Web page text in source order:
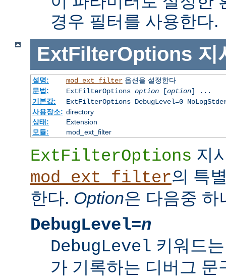
경우 필터를 사용한다.
ExtFilterOptions 지
설명: mod_ext_filter옵션을 설정한다
문법:
ExtFilterOptions option[option] ...
기본값:
ExtFilterOptions DebugLevel=0
사용장소: directory
상태:
Extension
모듈:
mod_ext_filter
ExtFilterOptions 지
mod_ext_filter의 특
한다. Option은 다음중 하
DebugLevel=n
DebugLevel 키워드
가 기록하는 디버그 문